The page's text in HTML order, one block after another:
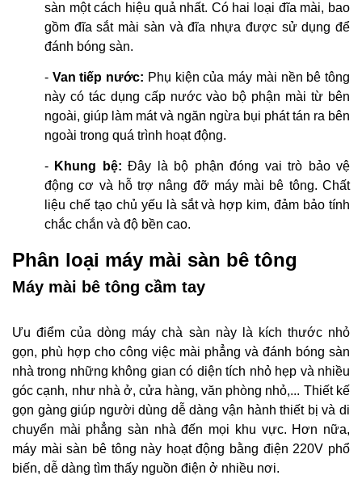
sàn một cách hiệu quả nhất. Có hai loại đĩa mài, bao
gồm đĩa sắt mài sàn và đĩa nhựa được sử dụng để
đánh bóng sàn.
- Van tiếp nước: Phụ kiện của máy mài nền bê tông
này có tác dụng cấp nước vào bộ phận mài từ bên
ngoài, giúp làm mát và ngăn ngừa bụi phát tán ra bên
ngoài trong quá trình hoạt động.
- Khung bệ:Đây là bộ phận đóng vai trò bảo vệ
động cơ và hỗ trợ nâng đỡ máy mài bê tông. Chất
liệu chế tạo chủ yếu là sắt và hợp kim, đảm bảo tính
chắc chắn và độ bền cao.
Phân loại máy mài sàn bê tông
Máy mài bê tông cầm tay
Ưu điểm của dòng máy chà sàn này là kích thước nhỏ
gọn, phù hợp cho công việc mài phẳng và đánh bóng sàn
nhà trong những không gian có diện tích nhỏ hẹp và nhiều
góc cạnh, như nhà ở, cửa hàng, văn phòng nhỏ,... Thiết kế
gọn gàng giúp người dùng dễ dàng vận hành thiết bị và di
chuyển mài phẳng sàn nhà đến mọi khu vực. Hơn nữa,
máy mài sàn bê tông này hoạt động bằng điện 220V phổ
biến, dễ dàng tìm thấy nguồn điện ở nhiều nơi.